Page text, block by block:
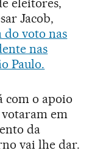
Jacob,
do voto nas
nas
Paulo.
com o apoio
em
da
vai lhe dar.